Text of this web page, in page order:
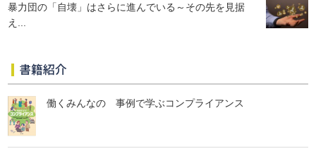
暴力団の「自壊」はさらに進んでいる～その先を見据
え...
書籍紹介
働くみんなの 事例で学ぶコンプライアンス